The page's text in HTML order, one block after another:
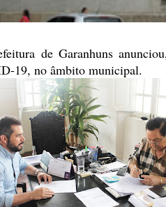
de Garanhuns
19, no âmbito municipal.